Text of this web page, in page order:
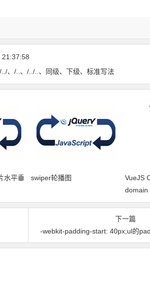
21:37:58
、/..、/../..、同级、下级、标准写法
水平垂
swiper轮播图
VueJS
domain
下一篇
-webkit-padding-start: 40px;ul的